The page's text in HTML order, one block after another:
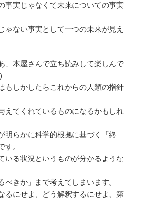
事実じゃなくて未来についての事実
ゃない事実として一つの未来が見え
、本屋さんで立ち読みして楽しんで
もしかしたらこれからの人類の指針
えてくれているものになるかもしれ
明らかに科学的根拠に基づく「終
す。
いる状況というものが分かるような
べきか」まで考えてしまいます。
るにせよ、どう解釈するにせよ、第